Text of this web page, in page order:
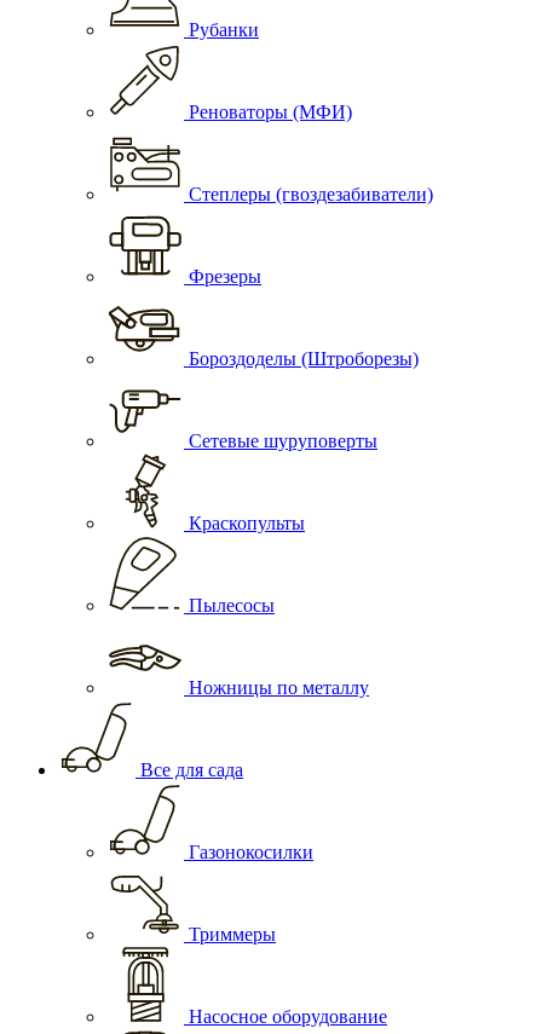
Рубанки
Реноваторы (МФИ)
Степлеры (гвоздезабиватели)
Фрезеры
Бороздоделы (Штроборезы)
Сетевые шуруповерты
Краскопульты
Пылесосы
Ножницы по металлу
Все для сада
Газонокосилки
Триммеры
Насосное оборудование